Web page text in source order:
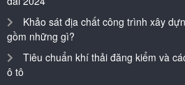
Khảo sát địa chất công trình xây
gồm những gì?
Tiêu chuẩn khí thải đăng kiểm và
ô tô